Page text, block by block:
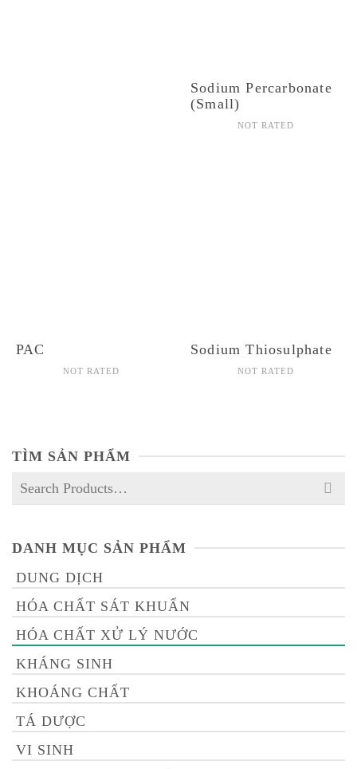
Sodium Percarbonate
(Small)
NOT RATED
PAC
NOT RATED
Sodium Thiosulphate
NOT RATED
TÌM SẢN PHẨM
Search
DANH MỤC SẢN PHẨM
DUNG DỊCH
HÓA CHẤT SÁT KHUẨN
HÓA CHẤT XỬ LÝ NƯỚC
KHÁNG SINH
KHOÁNG CHẤT
TÁ DƯỢC
VI SINH